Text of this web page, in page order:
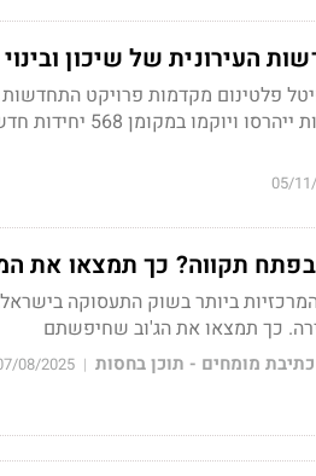
העירונית של שיכון
פלטינום מקדמות פרויקט
תקווה 142 דירות
05/
תקווה? כך תמצאו את
ביותר בשוק התעסוקה
כך תמצאו את הג'וב שחיפשתם
כתיבת מומחים - תוכן בחסות |
08/2025